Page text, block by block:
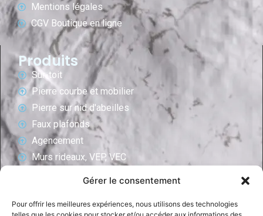
Gérer le consentement
Pour offrir les meilleures expériences, nous utilisons des technologies
Mentions légales
CGV Boutique en ligne
Produits
Sur-toit
Pierre courbe et mobilier
Pierre sur nid d'abeilles
Faux plafonds
Agencement
Murs rideaux, VEP, VEC
Revêtements intérieurs